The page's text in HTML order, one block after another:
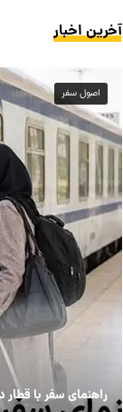
آخرین اخبار
اصول سفر
راهنمای سفر با قطار